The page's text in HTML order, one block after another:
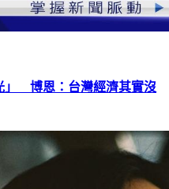
」 博恩：台灣經濟其實沒